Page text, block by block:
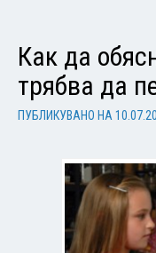
Как да
трябва да
ПУБЛИКУВАНО НА